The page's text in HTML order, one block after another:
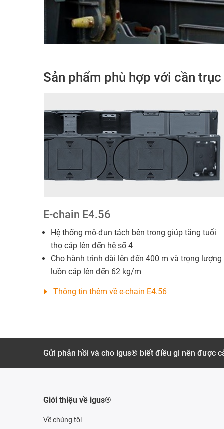
Sản phẩm phù hợp với cần trục
E-chain E4.56
Hệ thống mô-đun tách bên trong giúp tăng tuổi
thọ cáp lên đến hệ số 4
Cho hành trình dài lên đến 400 m và trọng lượng
luồn cáp lên đến 62 kg/m
Thông tin thêm về e-chain E4.56
Gửi phản hồi và cho igus® biết điều gì nên được
Giới thiệu về igus®
Về chúng tôi